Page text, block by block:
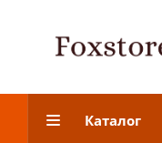
Каталог